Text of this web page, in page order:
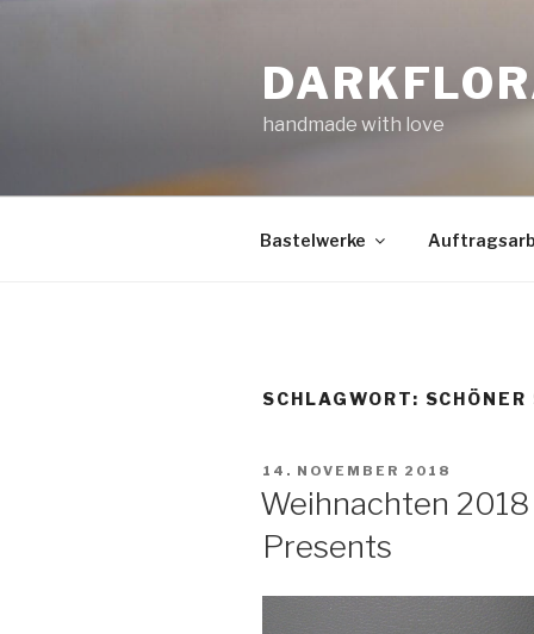
handmade with love
Bastelwerke
SCHLAGWORT: SCHÖNER
VERÖFFENTLICHT
14. NOVEMBER 2018
Weihnachten
Presents